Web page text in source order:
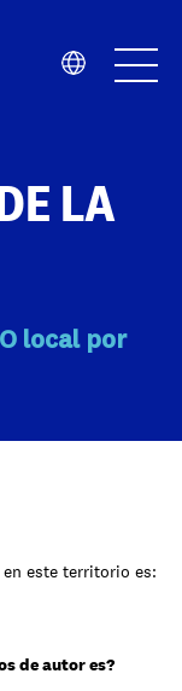
LA
local por
este territorio es:
de autor es?